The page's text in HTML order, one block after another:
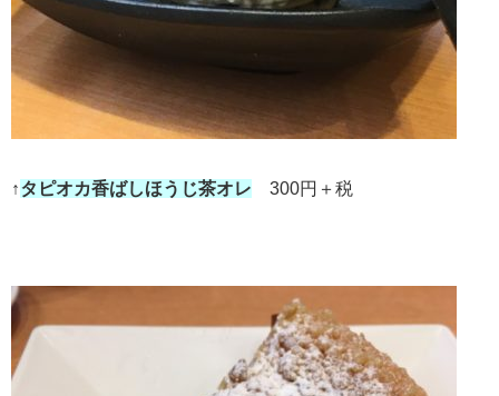
↑タピオカ香ばしほうじ茶オレ 300円＋税